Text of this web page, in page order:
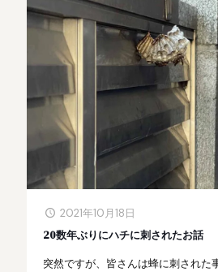
2021年10月18日
20数年ぶりにハチに刺されたお話
突然ですが、皆さんは蜂に刺された